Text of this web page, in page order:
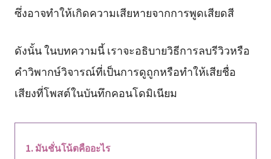
ซึ่งอาจทำให้เกิดความเสียหายจากการพูดเสียดสี
ดังนั้น ในบทความนี้ เราจะอธิบายวิธีการลบรีวิวหรือ
คำวิพากษ์วิจารณ์ที่เป็นการดูถูกหรือทำให้เสียชื่อ
เสียงที่โพสต์ในบันทึกคอนโดมิเนียม
มันชั่นโน้ตคืออะไร